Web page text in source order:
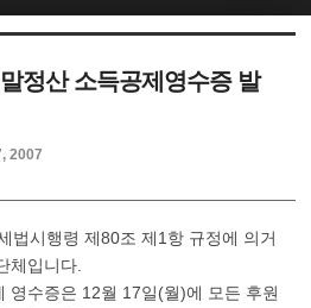
정산 소득공제영수증 발
2007
법시행령 제80조 제1항 규정에 의거
체입니다.
영수증은 12월 17일(월)에 모든 후원
스케치북5
케치북5